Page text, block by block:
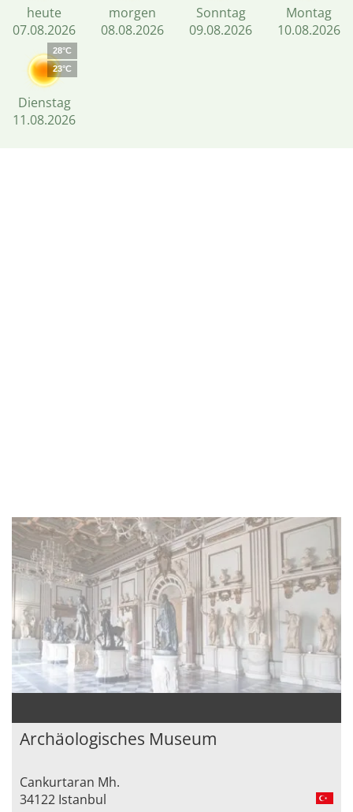
heute
07.08.2026
morgen
08.08.2026
Sonntag
09.08.2026
Montag
10.08.2026
28°C
23°C
Dienstag
11.08.2026
Archäologisches Museum
Cankurtaran Mh.
34122 Istanbul